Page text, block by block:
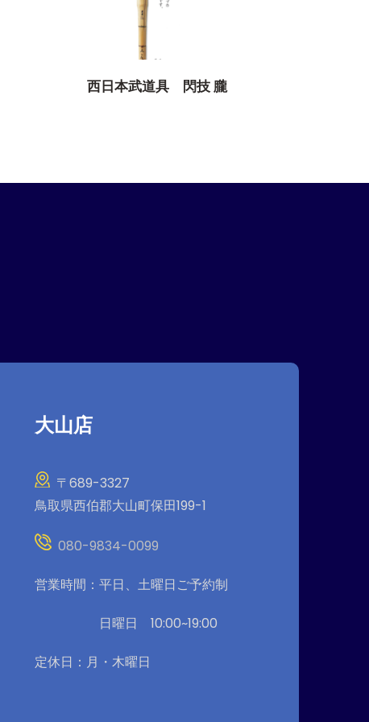
西日本武道具 閃技 朧
大山店
〒689-3327
鳥取県西伯郡大山町保田199-1
080-9834-0099
営業時間：平日、土曜日ご予約制
日曜日 10:00~19:00
定休日：月・木曜日